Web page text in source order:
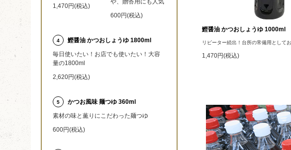
鰹醤油 かつおしょうゆ 1000ml
リピーター続出！台所の常備用として
1,470円(税込)
1,470円(税込)
600円(税込)
4
鰹醤油 かつおしょうゆ 1800ml
毎日使いたい！お店でも使いたい！大容
量の1800ml
2,620円(税込)
5
かつお風味 麺つゆ 360ml
素材の味と薫りにこだわった麺つゆ
600円(税込)